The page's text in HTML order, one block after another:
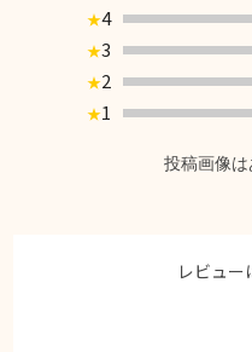
★4
★3
★2
★1
投稿画像は
レビュー